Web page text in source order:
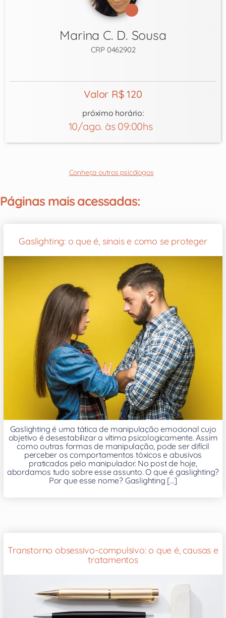
Marina C. D. Sousa
CRP 0462902
Valor R$ 120
próximo horário:
10/ago. às 09:00hs
Conheça outros psicólogos
Páginas mais acessadas:
Gaslighting: o que é, sinais e como se proteger
Gaslighting é uma tática de manipulação emocional cujo
objetivo é desestabilizar a vítima psicologicamente. Assim
como outras formas de manipulação, pode ser difícil
perceber os comportamentos tóxicos e abusivos
praticados pelo manipulador. No post de hoje,
abordamos tudo sobre esse assunto. O que é gaslighting?
Por que esse nome? Gaslighting [...]
Transtorno obsessivo-compulsivo: o que é, causas e
tratamentos